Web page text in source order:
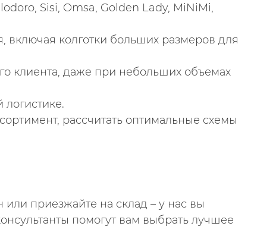
Sisi, Omsa, Golden Lady, MiNiMi,
включая колготки больших размеров для
клиента, даже при небольших объемах
рассчитать оптимальные схемы
или приезжайте на склад – у нас вы
помогут вам выбрать лучшее